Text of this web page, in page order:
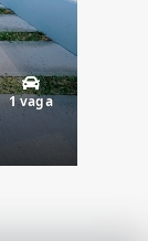
1 vaga